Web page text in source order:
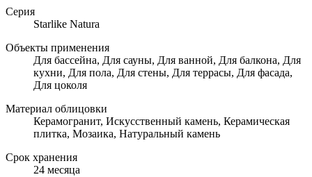
Серия
Starlike Natura
Объекты применения
Для бассейна, Для сауны, Для ванной, Для балкона, Для
кухни, Для пола, Для стены, Для террасы, Для фасада,
Для цоколя
Материал облицовки
Керамогранит, Искусственный камень, Керамическая
плитка, Мозаика, Натуральный камень
Срок хранения
24 месяца